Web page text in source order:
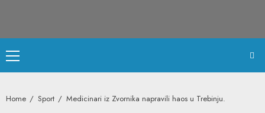
Primary
Menu
Home Sport Medicinari iz Zvornika napravili haos u Trebinju.